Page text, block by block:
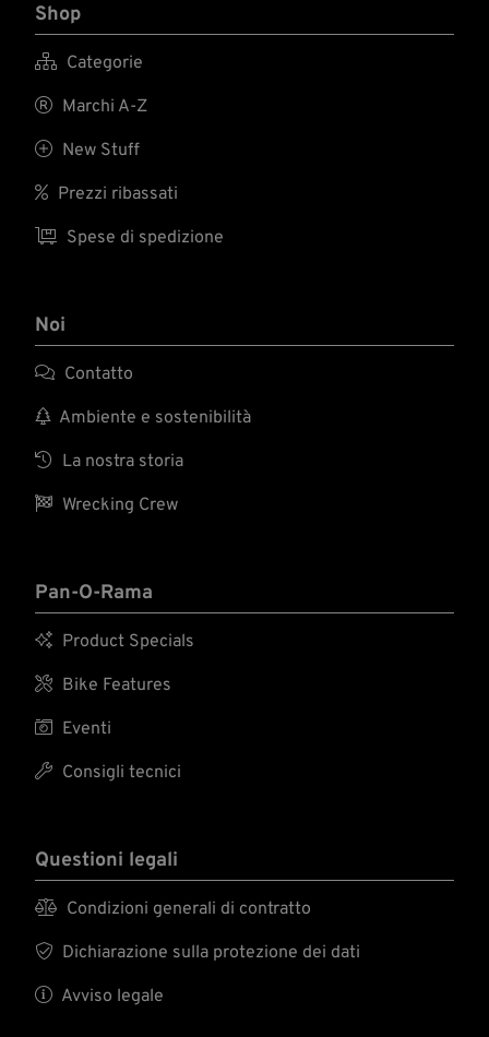
Shop
 Categorie
 Marchi A-Z
 New Stuff
 Prezzi ribassati
 Spese di spedizione
Noi
 Contatto
 Ambiente e sostenibilità
 La nostra storia
 Wrecking Crew
Pan-O-Rama
 Product Specials
 Bike Features
 Eventi
 Consigli tecnici
Questioni legali
 Condizioni generali di contratto
 Dichiarazione sulla protezione dei dati
 Avviso legale